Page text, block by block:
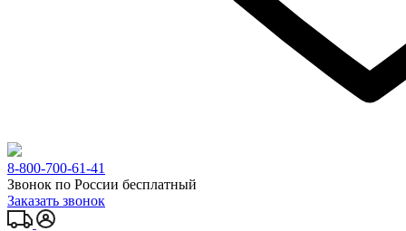
8-800-700-61-41
Звонок по России бесплатный
Заказать звонок